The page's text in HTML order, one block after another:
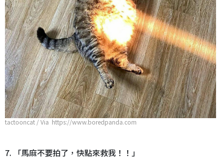
tactooncat / Via https://www.boredpanda.com
7. 「馬麻不要拍了，快點來救我！！」